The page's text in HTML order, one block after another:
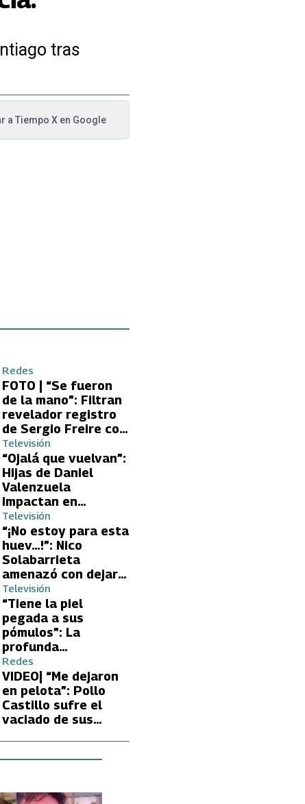
tras
a Tiempo Xen Google
pestaña
Redes
FOTO | “Se fueron
de la mano”: Filtran
revelador registro
de Sergio Freire con
supuesta nueva
conquista
Televisión
“Ojalá que vuelvan”:
Hijas de Daniel
Valenzuela
impactan en
Volverías con tu Ex
2 con directa
petición a su papá
sobre Yamila Reyna
Televisión
“¡No estoy para esta
huev…!”: Nico
Solabarrieta
amenazó con dejar
Volverías con tu Ex
tras encontrón con
Carmen Gloria
Arroyo
Televisión
“Tiene la piel
pegada a sus
pómulos”: La
profunda
preocupación de
Fran García-
Huidobro por la
extrema delgadez
de Kathy Orellana
Redes
VIDEO| “Me dejaron
en pelota”: Pollo
Castillo sufre el
vaciado de sus